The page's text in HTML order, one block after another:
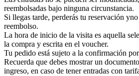
reembolsadas bajo ninguna circunstancia.
Si llegas tarde, perderás tu reservación
reembolso.
La hora de inicio de la visita es aquella
la compra y escrita en el voucher.
Tu pedido está sujeto a la confirmación
Recuerda que debes mostrar un
ingreso, en caso de tener entradas con